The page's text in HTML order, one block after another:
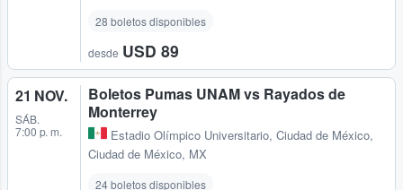
28 boletos disponibles
desde USD 89
21 NOV.
SÁB.
7:00 p. m.
Boletos Pumas UNAM vs Rayados de
Monterrey
Estadio Olímpico Universitario, Ciudad de México,
Ciudad de México, MX
24 boletos disponibles